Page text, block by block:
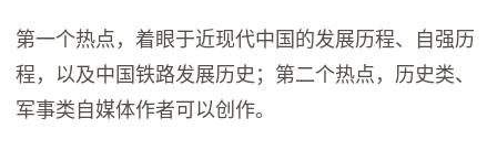
第一个热点，着眼于近现代中国的发展历程、自强历
程，以及中国铁路发展历史；第二个热点，历史类、
军事类自媒体作者可以创作。